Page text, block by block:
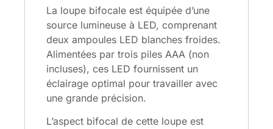
La loupe bifocale est équipée d’une
source lumineuse à LED, comprenant
deux ampoules LED blanches froides.
Alimentées par trois piles AAA (non
incluses), ces LED fournissent un
éclairage optimal pour travailler avec
une grande précision.
L’aspect bifocal de cette loupe est